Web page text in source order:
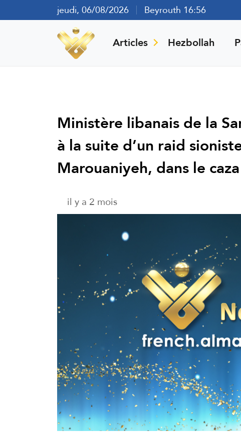
jeudi, 06/08/2026 Beyrouth 16:56
Articles Hezbollah
Ministère libanais de la
à la suite d’un raid
Marouaniyeh, dans le
il y a 2 mois